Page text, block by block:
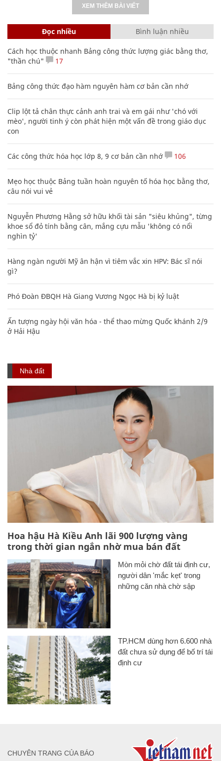
XEM THÊM BÀI VIẾT
Đọc nhiều Bình luận nhiều
Cách học thuộc nhanh Bảng công thức lượng giác bằng thơ,
"thần chú"
17
Bảng công thức đạo hàm nguyên hàm cơ bản cần nhớ
Clip lột tả chân thực cảnh anh trai và em gái như 'chó với
mèo', người tinh ý còn phát hiện một vấn đề trong giáo dục
con
Các công thức hóa học lớp 8, 9 cơ bản cần nhớ 106
Mẹo học thuộc Bảng tuần hoàn nguyên tố hóa học bằng thơ,
câu nói vui vẻ
Nguyễn Phương Hằng sở hữu khối tài sản "siêu khủng", từng
khoe sổ đỏ tính bằng cân, mắng cựu mẫu 'không có nổi
nghìn tỷ'
Hàng ngàn người Mỹ ân hận vì tiêm vắc xin HPV: Bác sĩ nói
gì?
Phó Đoàn ĐBQH Hà Giang Vương Ngọc Hà bị kỷ luật
Ấn tượng ngày hội văn hóa - thể thao mừng Quốc khánh 2/9
ở Hải Hậu
Nhà đất
Hoa hậu Hà Kiều Anh lãi 900 lượng vàng
trong thời gian ngắn nhờ mua bán đất
Mòn mỏi chờ đất tái định cư,
người dân 'mắc kẹt' trong
những căn nhà chờ sập
TP.HCM dùng hơn 6.600 nhà
đất chưa sử dụng để bố trí tái
định cư
CHUYÊN TRANG CỦA BÁO